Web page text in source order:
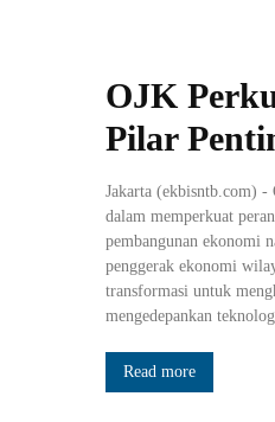
OJK
Pilar
Jakarta (ekbisntb.com) -
dalam memperkuat
pembangunan ekonomi
penggerak ekonomi
transformasi untuk
mengedepankan
Read more